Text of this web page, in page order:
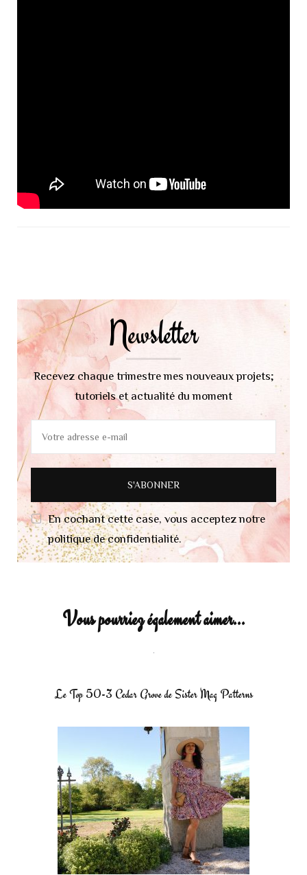
Newsletter
Recevez chaque trimestre mes nouveaux projets;
tutoriels et actualité du moment
En cochant cette case, vous acceptez notre
politique de confidentialité.
Vous pourriez également aimer...
Le Top 50-3 Cedar Grove de Sister Mag Patterns